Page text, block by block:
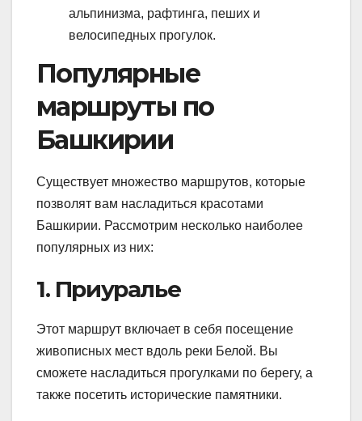
альпинизма, рафтинга, пеших и
велосипедных прогулок.
Популярные
маршруты по
Башкирии
Существует множество маршрутов, которые
позволят вам насладиться красотами
Башкирии. Рассмотрим несколько наиболее
популярных из них:
1. Приуралье
Этот маршрут включает в себя посещение
живописных мест вдоль реки Белой. Вы
сможете насладиться прогулками по берегу, а
также посетить исторические памятники.